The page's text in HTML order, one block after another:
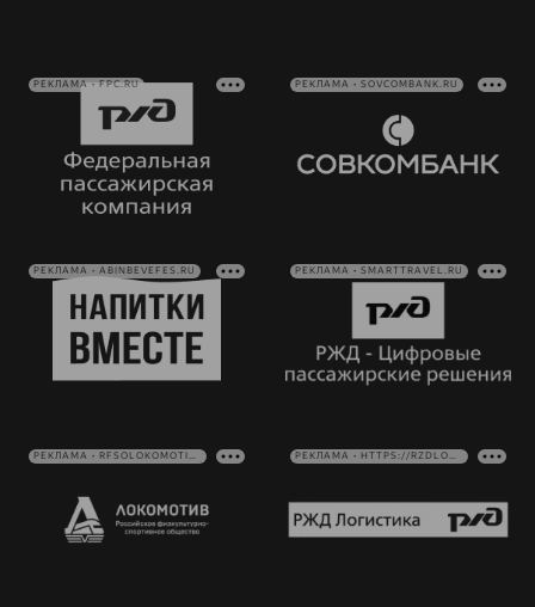
РЕКЛАМА • FPC.RU РЕКЛАМА • SOVCOMBANK.RU
РЕКЛАМА • ABINBEVEFES.RU РЕКЛАМА • SMARTTRAVEL.RU
РЕКЛАМА • RFSOLOKOMOTIV.RU РЕКЛАМА • HTTPS://RZDLOG.RU/